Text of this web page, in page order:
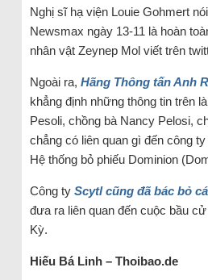
Nghị sĩ hạ viện Louie Gohmert
Newsmax ngày 13-11 là hoàn
nhân vật Zeynep Mol viết trên
Ngoài ra, Hãng Thông tấn Anh
khẳng định những thông tin trên
Pesoli, chồng bà Nancy Pelosi,
chẳng có liên quan gì đến công
Hệ thống bỏ phiếu Dominion
Công ty Scytl cũng đã bác bỏ
đưa ra liên quan đến cuộc bầu
Kỳ.
Hiếu Bá Linh – Thoibao.de